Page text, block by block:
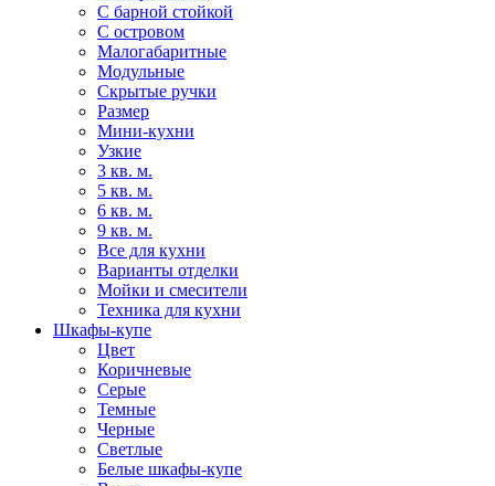
С барной стойкой
С островом
Малогабаритные
Модульные
Скрытые ручки
Размер
Мини-кухни
Узкие
3 кв. м.
5 кв. м.
6 кв. м.
9 кв. м.
Все для кухни
Варианты отделки
Мойки и смесители
Техника для кухни
Шкафы-купе
Цвет
Коричневые
Серые
Темные
Черные
Светлые
Белые шкафы-купе